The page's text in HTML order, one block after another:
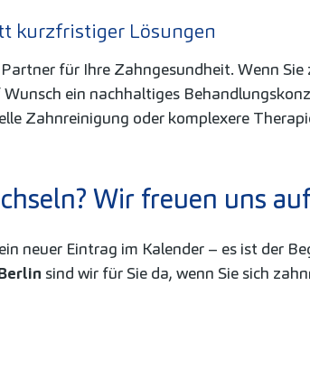
kurzfristiger Lösungen
für Ihre Zahngesundheit. Wenn Sie
ein nachhaltiges
Zahnreinigung oder komplexere
Wir freuen uns
neuer Eintrag im Kalender – es ist der
sind wir für Sie da, wenn Sie sich